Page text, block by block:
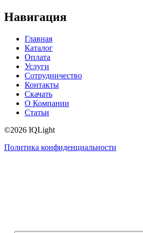
Навигация
Главная
Каталог
Оплата
Услуги
Сотрудничество
Контакты
Скачать
О Компании
Статьи
©2026 IQLight
Политика конфиденциальности